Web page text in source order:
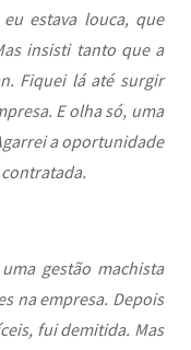
estava louca, que
insisti tanto que a
Fiquei lá até surgir
E olha só, uma
a oportunidade
gestão machista
na empresa. Depois
fui demitida. Mas